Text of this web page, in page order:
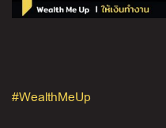
#WealthMeUp